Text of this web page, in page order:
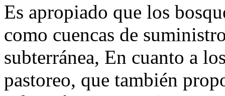
Es apropiado que los
como cuencas de
subterránea, En cuanto a
pastoreo, que también